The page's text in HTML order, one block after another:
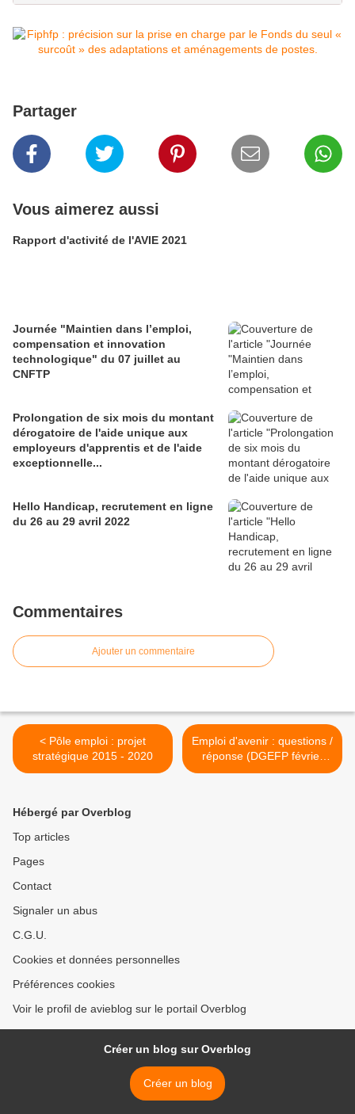
Partager
Vous aimerez aussi
Rapport d'activité de l'AVIE 2021
Journée "Maintien dans l’emploi,
compensation et innovation
technologique" du 07 juillet au
CNFTP
Prolongation de six mois du montant
dérogatoire de l'aide unique aux
employeurs d'apprentis et de l'aide
exceptionnelle...
Hello Handicap, recrutement en ligne
du 26 au 29 avril 2022
Commentaires
Ajouter un commentaire
< Pôle emploi : projet
stratégique 2015 - 2020
Emploi d'avenir : questions /
réponse (DGEFP février
2015) >
Hébergé par Overblog
Top articles
Pages
Contact
Signaler un abus
C.G.U.
Cookies et données personnelles
Préférences cookies
Voir le profil de avieblog sur le portail Overblog
Créer un blog sur Overblog
Créer un blog